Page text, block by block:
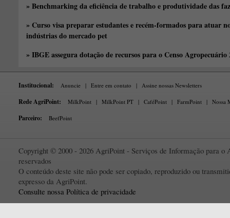
» Benchmarking da eficiência de trabalho e produtividade das
» Curso visa preparar estudantes e recém-formados para atuar
indústrias do mercado pet
» IBGE assegura dotação de recursos para o Censo Agropecuário
Institucional: Anuncie | Entre em contato | Assine nossas Newsletters
Rede AgriPoint: MilkPoint | MilkPoint PT | CaféPoint | FarmPoint | Nossa
Parceiro: BeefPoint
Copyright © 2000 - 2026 AgriPoint - Serviços de Informação para o
reservados
O conteúdo deste site não pode ser copiado, reproduzido ou
expresso da AgriPoint.
Consulte nossa Política de privacidade